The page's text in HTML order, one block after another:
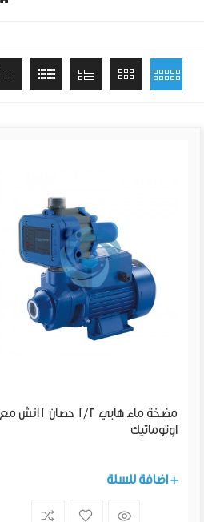
مضخة ماء هابي 1/2 حصان 1انش مع
اوتوماتيك
+ اضافة للسلة